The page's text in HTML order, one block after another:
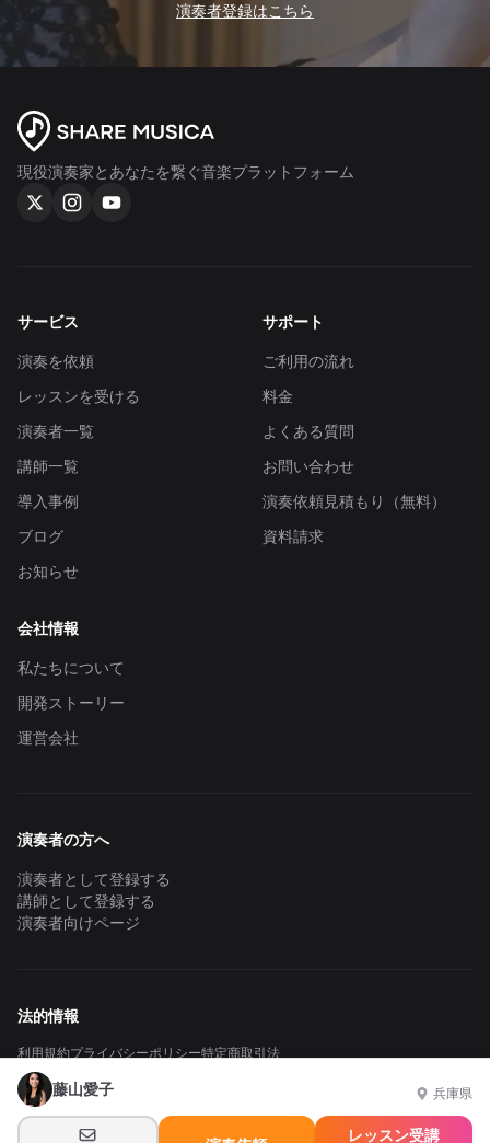
藤山愛子 兵庫県
レッスン受講
演奏者登録はこちら
現役演奏家とあなたを繋ぐ音楽プラットフォーム
サービス
演奏を依頼
レッスンを受ける
演奏者一覧
講師一覧
導入事例
ブログ
お知らせ
サポート
ご利用の流れ
料金
よくある質問
お問い合わせ
演奏依頼見積もり（無料）
資料請求
会社情報
私たちについて
開発ストーリー
運営会社
演奏者の方へ
演奏者として登録する
講師として登録する
演奏者向けページ
法的情報
利用規約プライバシーポリシー特定商取引法